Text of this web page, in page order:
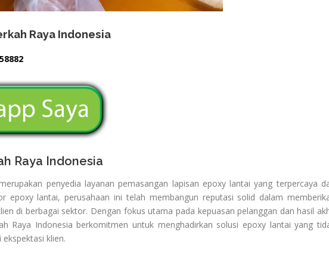
Raya Indonesia
Raya Indonesia
penyedia layanan pemasangan lapisan epoxy lantai yang terpercaya
epoxy lantai, perusahaan ini telah membangun reputasi solid dalam
di berbagai sektor. Dengan fokus utama pada kepuasan pelanggan dan hasil
Raya Indonesia berkomitmen untuk menghadirkan solusi epoxy lantai yang
klien.